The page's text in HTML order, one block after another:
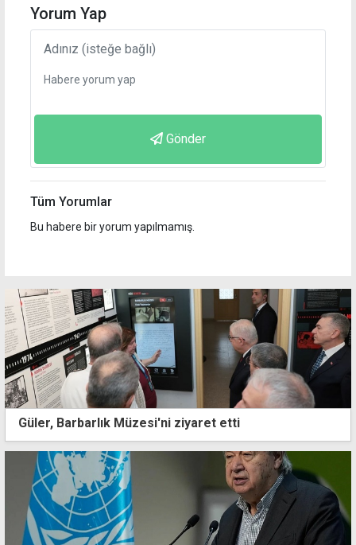
Yorum Yap
Gönder
Tüm Yorumlar
Bu habere bir yorum yapılmamış.
Güler, Barbarlık Müzesi'ni ziyaret etti